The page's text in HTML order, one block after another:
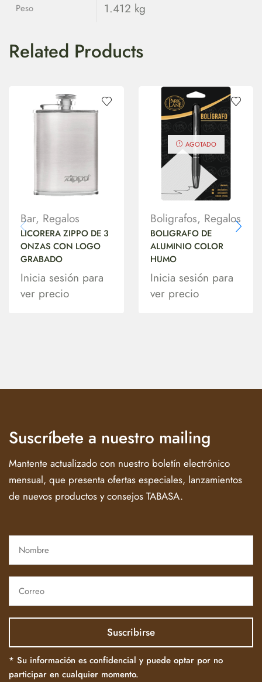
Peso 1.412 kg
Related Products
Bar, Regalos
LICORERA ZIPPO DE 3
ONZAS CON LOGO
GRABADO
Inicia sesión para
ver precio
AGOTADO
Boligrafos, Regalos
BOLIGRAFO DE
ALUMINIO COLOR
HUMO
Inicia sesión para
ver precio
Suscríbete a nuestro mailing
Mantente actualizado con nuestro boletín electrónico
mensual, que presenta ofertas especiales, lanzamientos
de nuevos productos y consejos TABASA.
* Su información es confidencial y puede optar por no
participar en cualquier momento.